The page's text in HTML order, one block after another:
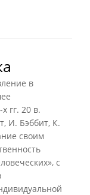
в
гг. 20 в.
И. Бэббит, К.
своим
с